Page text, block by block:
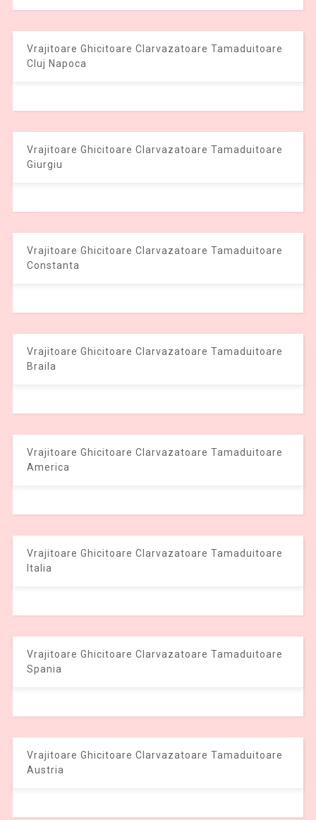
Vrajitoare Ghicitoare Clarvazatoare Tamaduitoare
Cluj Napoca
Vrajitoare Ghicitoare Clarvazatoare Tamaduitoare
Giurgiu
Vrajitoare Ghicitoare Clarvazatoare Tamaduitoare
Constanta
Vrajitoare Ghicitoare Clarvazatoare Tamaduitoare
Braila
Vrajitoare Ghicitoare Clarvazatoare Tamaduitoare
America
Vrajitoare Ghicitoare Clarvazatoare Tamaduitoare
Italia
Vrajitoare Ghicitoare Clarvazatoare Tamaduitoare
Spania
Vrajitoare Ghicitoare Clarvazatoare Tamaduitoare
Austria